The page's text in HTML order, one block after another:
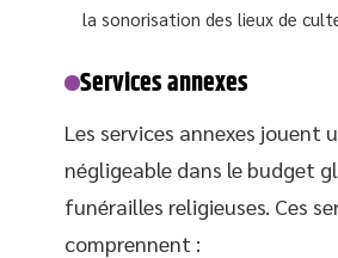
la sonorisation des lieux de
Services annexes
Les services annexes jouent
négligeable dans le budget
funérailles religieuses. Ces
comprennent :